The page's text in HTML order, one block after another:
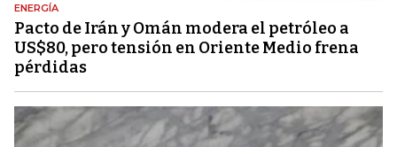
ENERGÍA
Pacto de Irán y Omán modera el petróleo a
US$80, pero tensión en Oriente Medio frena
pérdidas